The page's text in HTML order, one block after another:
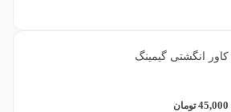
کاور انگشتی گیمینگ
45,000 تومان